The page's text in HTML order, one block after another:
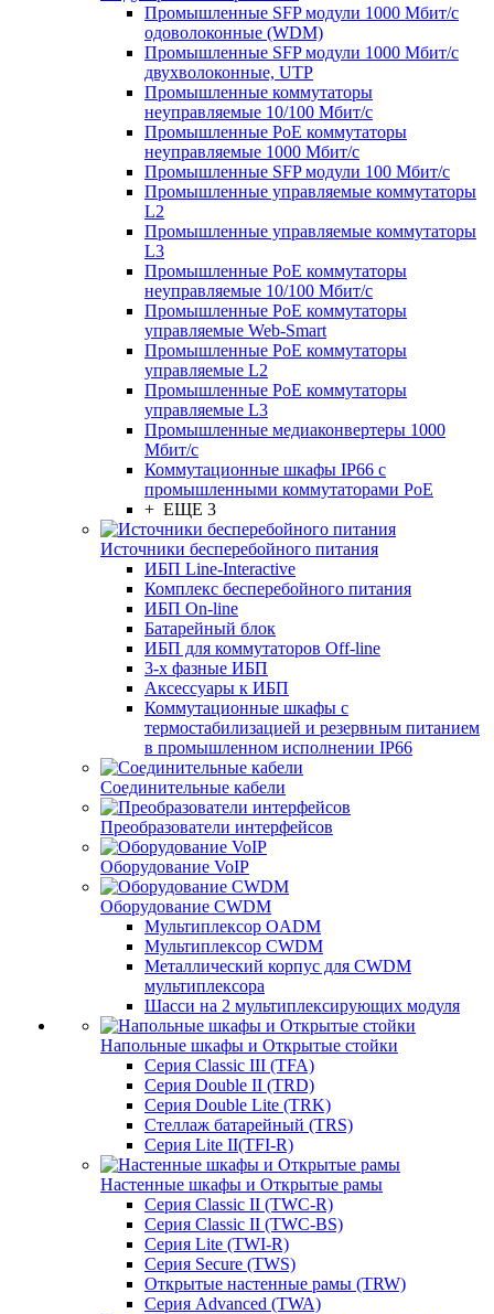
Промышленные SFP модули 1000 Мбит/c
одоволоконные (WDM)
Промышленные SFP модули 1000 Мбит/c
двухволоконные, UTP
Промышленные коммутаторы
неуправляемые 10/100 Мбит/с
Промышленные PoE коммутаторы
неуправляемые 1000 Мбит/с
Промышленные SFP модули 100 Мбит/c
Промышленные управляемые коммутаторы
L2
Промышленные управляемые коммутаторы
L3
Промышленные PoE коммутаторы
неуправляемые 10/100 Мбит/с
Промышленные PoE коммутаторы
управляемые Web-Smart
Промышленные PoE коммутаторы
управляемые L2
Промышленные PoE коммутаторы
управляемые L3
Промышленные медиаконвертеры 1000
Мбит/с
Коммутационные шкафы IP66 c
промышленными коммутаторами PoE
+ ЕЩЕ 3
Источники бесперебойного питания
ИБП Line-Interactive
Комплекс бесперебойного питания
ИБП On-line
Батарейный блок
ИБП для коммутаторов Off-line
3-х фазные ИБП
Аксессуары к ИБП
Коммутационные шкафы с
термостабилизацией и резервным питанием
в промышленном исполнении IP66
Соединительные кабели
Преобразователи интерфейсов
Оборудование VoIP
Оборудование CWDM
Мультиплекcор OADM
Мультиплексор CWDM
Металлический корпус для CWDM
мультиплексора
Шасси на 2 мультиплексирующих модуля
Напольные шкафы и Открытые стойки
Серия Classic III (TFA)
Серия Double II (TRD)
Серия Double Lite (TRK)
Стеллаж батарейный (TRS)
Серия Lite II(TFI-R)
Настенные шкафы и Открытые рамы
Серия Classic II (TWC-R)
Серия Classic II (TWC-BS)
Серия Lite (TWI-R)
Серия Secure (TWS)
Открытые настенные рамы (TRW)
Серия Advanced (TWA)